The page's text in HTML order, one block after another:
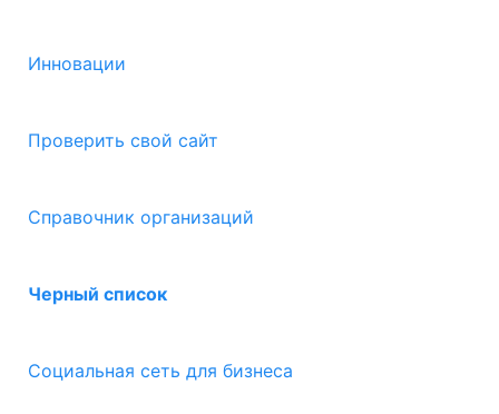
Инновации
Проверить свой сайт
Справочник организаций
Черный список
Социальная сеть для бизнеса